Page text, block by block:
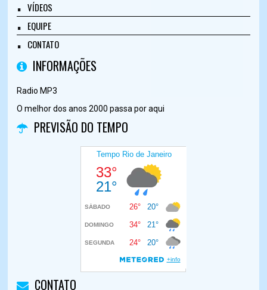
VÍDEOS
EQUIPE
CONTATO
INFORMAÇÕES
Radio MP3
O melhor dos anos 2000 passa por aqui
PREVISÃO DO TEMPO
CONTATO